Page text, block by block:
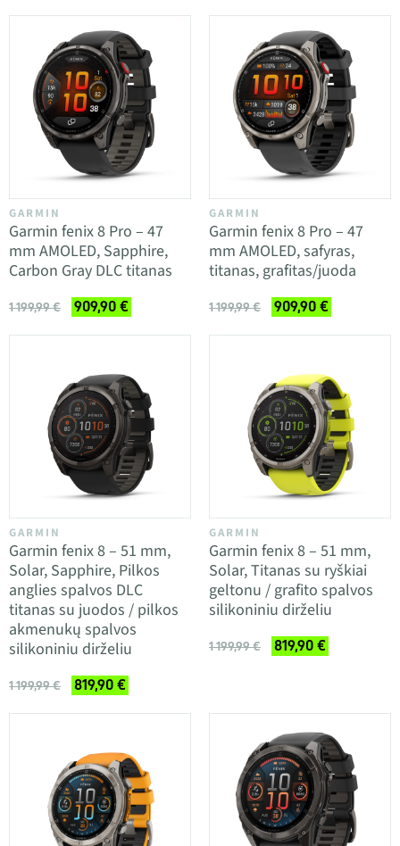
GARMIN
Garmin fenix 8 Pro – 47
mm AMOLED, Sapphire,
Carbon Gray DLC titanas
1 199,99 € 909,90 €
GARMIN
Garmin fenix 8 Pro – 47
mm AMOLED, safyras,
titanas, grafitas/juoda
1 199,99 € 909,90 €
GARMIN
Garmin fenix 8 – 51 mm,
Solar, Sapphire, Pilkos
anglies spalvos DLC
titanas su juodos / pilkos
akmenukų spalvos
silikoniniu dirželiu
1 199,99 € 819,90 €
GARMIN
Garmin fenix 8 – 51 mm,
Solar, Titanas su ryškiai
geltonu / grafito spalvos
silikoniniu dirželiu
1 199,99 € 819,90 €